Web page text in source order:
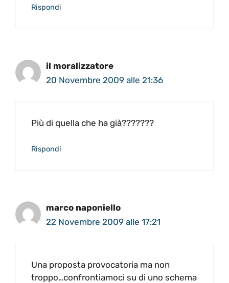
Rispondi
il moralizzatore
20 Novembre 2009 alle 21:36
Più di quella che ha già???????
Rispondi
marco naponiello
22 Novembre 2009 alle 17:21
Una proposta provocatoria ma non
troppo…confrontiamoci su di uno schema